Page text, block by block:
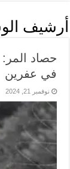
أرشيف
حصاد المر:
في عفرين
نوفمبر 21, 2024